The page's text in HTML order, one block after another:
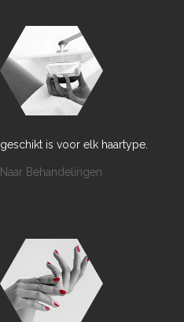
geschikt is voor elk haartype.
Naar Behandelingen